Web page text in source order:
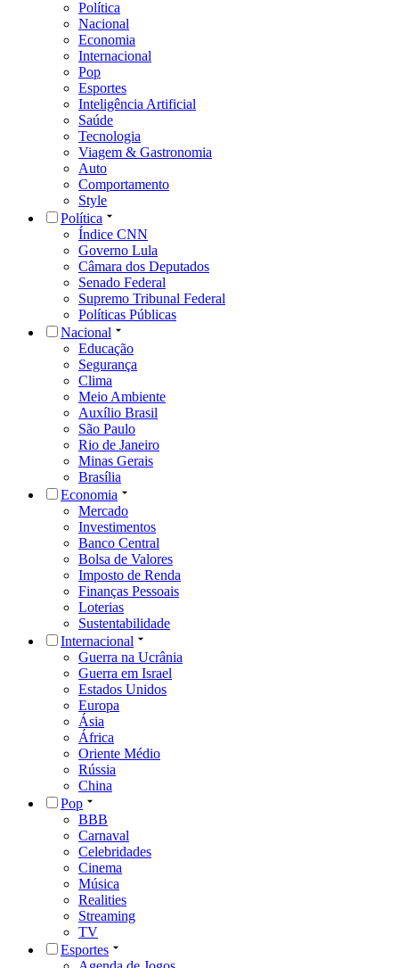
Política
Nacional
Economia
Internacional
Pop
Esportes
Inteligência Artificial
Saúde
Tecnologia
Viagem & Gastronomia
Auto
Comportamento
Style
Política
Índice CNN
Governo Lula
Câmara dos Deputados
Senado Federal
Supremo Tribunal Federal
Políticas Públicas
Nacional
Educação
Segurança
Clima
Meio Ambiente
Auxílio Brasil
São Paulo
Rio de Janeiro
Minas Gerais
Brasília
Economia
Mercado
Investimentos
Banco Central
Bolsa de Valores
Imposto de Renda
Finanças Pessoais
Loterias
Sustentabilidade
Internacional
Guerra na Ucrânia
Guerra em Israel
Estados Unidos
Europa
Ásia
África
Oriente Médio
Rússia
China
Pop
BBB
Carnaval
Celebridades
Cinema
Música
Realities
Streaming
TV
Esportes